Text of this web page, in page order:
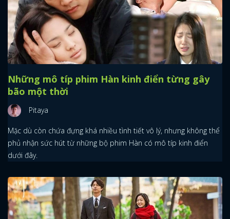
Những mô típ phim Hàn kinh điển từng gây
bão một thời
Pitaya
Mặc dù còn chứa đựng khá nhiều tình tiết vô lý, nhưng không thể
phủ nhận sức hút từ những bộ phim Hàn có mô típ kinh điển
dưới đây.